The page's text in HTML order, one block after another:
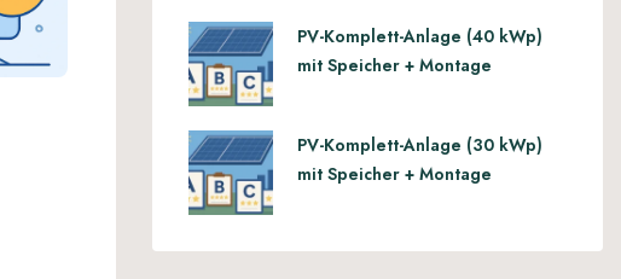
PV-Komplett-Anlage (40 kWp)
mit Speicher + Montage
PV-Komplett-Anlage (30 kWp)
mit Speicher + Montage